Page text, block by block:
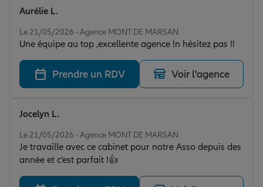
Le 21/05/2026 - Agence MONT DE MARSAN
Une équipe au top ,excellente agence !n hésitez pas !!
Aurélie L.
Prendre un RDV Voir l'agence
Le 21/05/2026 - Agence MONT DE MARSAN
Je travaille avec ce cabinet pour notre Asso depuis des
année et c’est parfait !👍
Jocelyn L.